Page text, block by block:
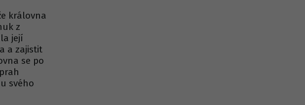
královna
z
její
a zajistit
se po
svého